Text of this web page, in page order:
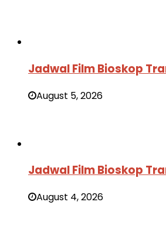
Jadwal Film Bioskop
August 5, 2026
Jadwal Film Bioskop
August 4, 2026